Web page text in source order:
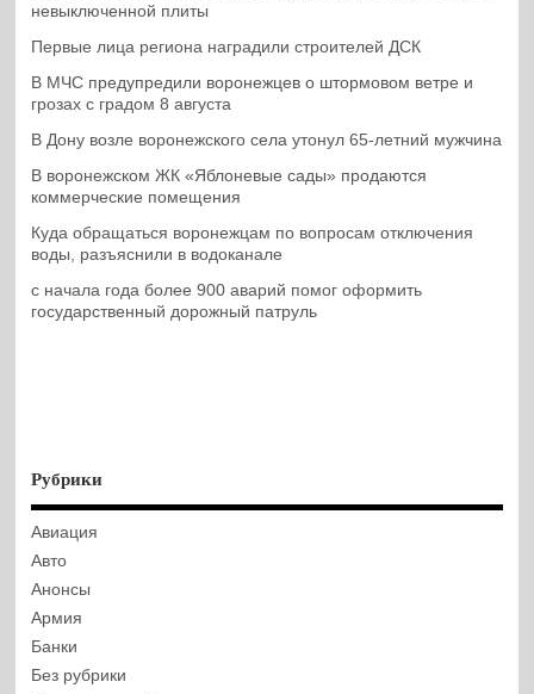
невыключенной плиты
Первые лица региона наградили строителей ДСК
В МЧС предупредили воронежцев о штормовом ветре и
грозах с градом 8 августа
В Дону возле воронежского села утонул 65-летний мужчина
В воронежском ЖК «Яблоневые сады» продаются
коммерческие помещения
Куда обращаться воронежцам по вопросам отключения
воды, разъяснили в водоканале
с начала года более 900 аварий помог оформить
государственный дорожный патруль
Рубрики
Авиация
Авто
Анонсы
Армия
Банки
Без рубрики